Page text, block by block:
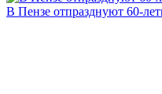
В Пензе отпразднуют 60-